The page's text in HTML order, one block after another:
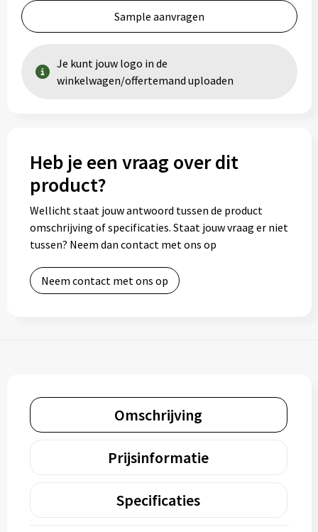
Sample aanvragen
Je kunt jouw logo in de
winkelwagen/offertemand uploaden
Heb je een vraag over dit
product?
Wellicht staat jouw antwoord tussen de product
omschrijving of specificaties. Staat jouw vraag er niet
tussen? Neem dan contact met ons op
Neem contact met ons op
Omschrijving
Prijsinformatie
Specificaties